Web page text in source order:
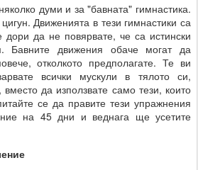
думи и за "бавната" гимнастика.
Движенията в тези гимнастики са
да не повярвате, че са истински
Бавните движения обаче могат да
отколкото предполагате. Те ви
всички мускули в тялото си,
да използвате само тези, които
се да правите тези упражнения
на 45 дни и веднага ще усетите